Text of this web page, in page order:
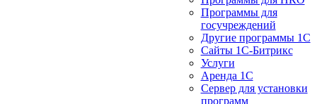
Программы для
госучреждений
Другие программы 1С
Сайты 1С-Битрикс
Услуги
Аренда 1С
Сервер для установки
программ